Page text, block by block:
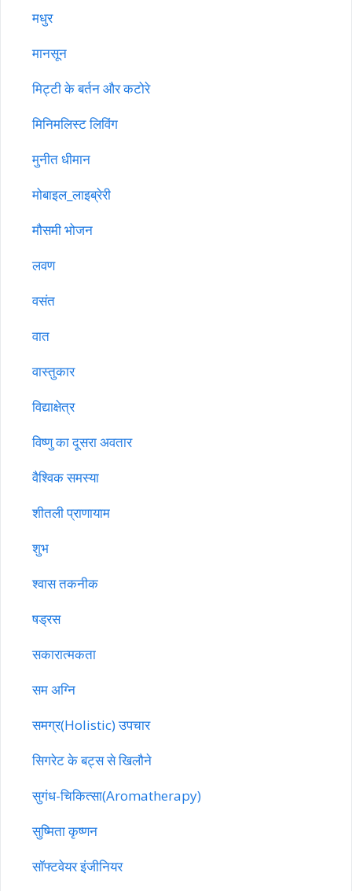
मधुर
मानसून
मिट्टी के बर्तन और कटोरे
मिनिमलिस्ट लिविंग
मुनीत धीमान
मोबाइल_लाइब्रेरी
मौसमी भोजन
लवण
वसंत
वात
वास्तुकार
विद्याक्षेत्र
विष्णु का दूसरा अवतार
वैश्विक समस्या
शीतली प्राणायाम
शुभ
श्वास तकनीक
षड्रस
सकारात्मकता
सम अग्नि
समग्र(Holistic) उपचार
सिगरेट के बट्स से खिलौने
सुगंध-चिकित्सा(Aromatherapy)
सुष्मिता कृष्णन
सॉफ्टवेयर इंजीनियर